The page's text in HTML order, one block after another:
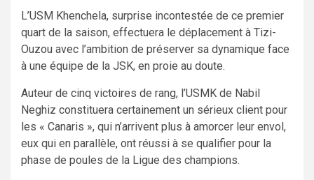
L’USM Khenchela, surprise incontestée de ce premier
quart de la saison, effectuera le déplacement à Tizi-
Ouzou avec l’ambition de préserver sa dynamique face
à une équipe de la JSK, en proie au doute.
Auteur de cinq victoires de rang, l’USMK de Nabil
Neghiz constituera certainement un sérieux client pour
les « Canaris », qui n’arrivent plus à amorcer leur envol,
eux qui en parallèle, ont réussi à se qualifier pour la
phase de poules de la Ligue des champions.